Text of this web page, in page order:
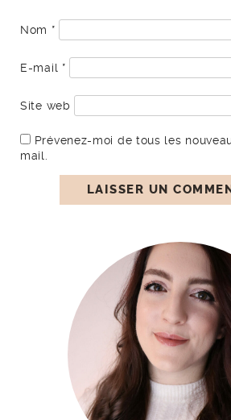
Nom *
E-mail *
Site web
Prévenez-moi de tous les
mail.